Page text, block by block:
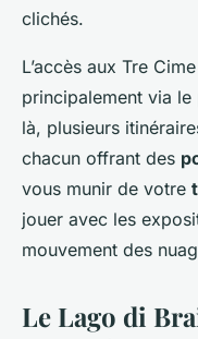
clichés.
L’accès aux Tre
principalement via
là, plusieurs
chacun offrant des
vous munir de votre
jouer avec les
mouvement des
Le Lago di